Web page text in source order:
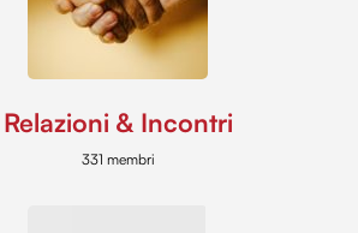
Relazioni & Incontri
331 membri